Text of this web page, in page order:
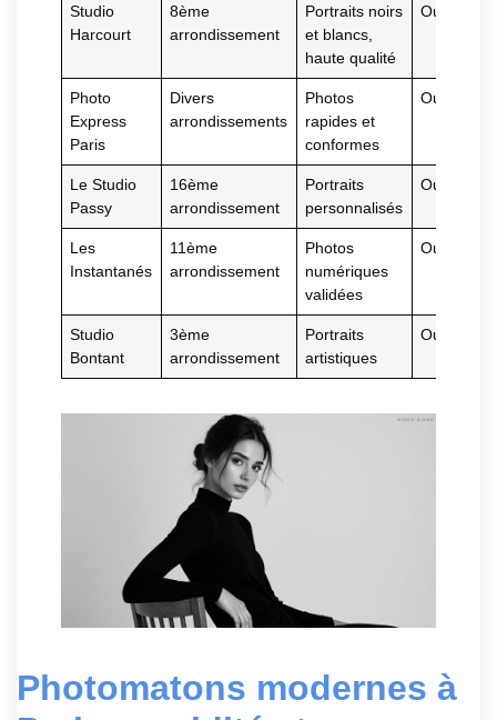
Studio
Harcourt
8ème
arrondissement
Portraits noirs
et blancs,
haute qualité
Oui
Photo
Express
Paris
Divers
arrondissements
Photos
rapides et
conformes
Oui
Le Studio
Passy
16ème
arrondissement
Portraits
personnalisés
Oui
Les
Instantanés
11ème
arrondissement
Photos
numériques
validées
Oui
Studio
Bontant
3ème
arrondissement
Portraits
artistiques
Oui
Photomatons modernes à